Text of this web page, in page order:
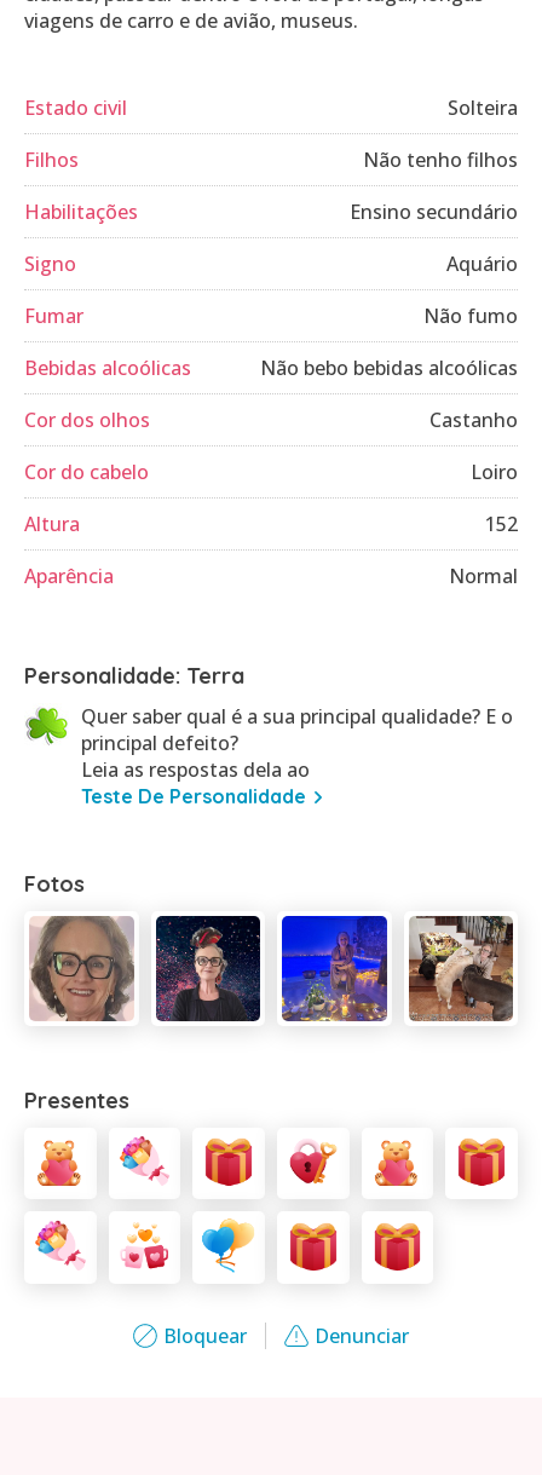
Bloquear Denunciar
viagens de carro e de avião, museus.
Estado civil
Solteira
Filhos
Não tenho filhos
Habilitações
Ensino secundário
Signo
Aquário
Fumar
Não fumo
Bebidas alcoólicas
Não bebo bebidas alcoólicas
Cor dos olhos
Castanho
Cor do cabelo
Loiro
Altura
152
Aparência
Normal
Personalidade: Terra
Quer saber qual é a sua principal qualidade? E o
principal defeito?
Leia as respostas dela ao
Teste De Personalidade
Fotos
Presentes